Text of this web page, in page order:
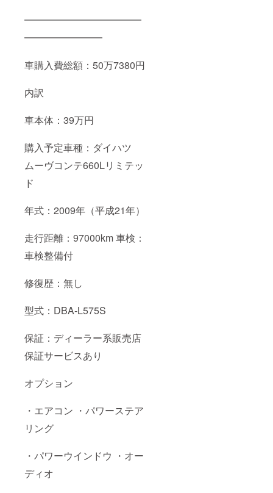
━━━━━━━━━━━━
━━━━━━━━
車購入費総額：50万7380円
内訳
車本体：39万円
購入予定車種：ダイハツ
ムーヴコンテ660Lリミテッ
ド
年式：2009年（平成21年）
走行距離：97000km 車検：
車検整備付
修復歴：無し
型式：DBA-L575S
保証：ディーラー系販売店
保証サービスあり
オプション
・エアコン ・パワーステア
リング
・パワーウインドウ ・オー
ディオ